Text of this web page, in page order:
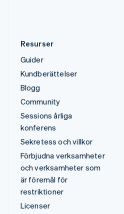
Resurser
Guider
Kundberättelser
Blogg
Community
Sessions årliga
konferens
Sekretess och villkor
Förbjudna verksamheter
och verksamheter som
är föremål för
restriktioner
Licenser